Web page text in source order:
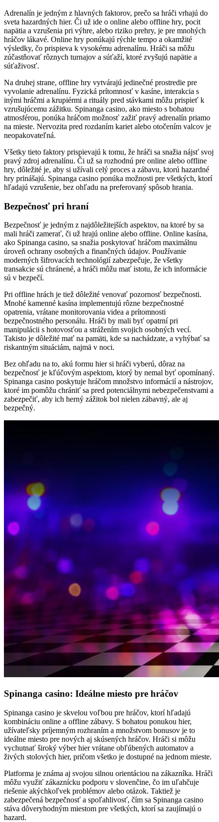
Adrenalín je jedným z hlavných faktorov, prečo sa hráči vrhajú do
sveta hazardných hier. Či už ide o online alebo offline hry, pocit
napätia a vzrušenia pri výhre, alebo riziko prehry, je pre mnohých
hráčov lákavé. Online hry ponúkajú rýchle tempo a okamžité
výsledky, čo prispieva k vysokému adrenalínu. Hráči sa môžu
zúčastňovať rôznych turnajov a súťaží, ktoré zvyšujú napätie a
súťaživosť.
Na druhej strane, offline hry vytvárajú jedinečné prostredie pre
vyvolanie adrenalínu. Fyzická prítomnosť v kasíne, interakcia s
inými hráčmi a krupiérmi a rituály pred stávkami môžu prispieť k
vzrušujúcemu zážitku. Spinanga casino, ako miesto s bohatou
atmosférou, ponúka hráčom možnosť zažiť pravý adrenalín priamo
na mieste. Nervozita pred rozdaním kariet alebo otočením valcov je
neopakovateľná.
Všetky tieto faktory prispievajú k tomu, že hráči sa snažia nájsť svoj
pravý zdroj adrenalínu. Či už sa rozhodnú pre online alebo offline
hry, dôležité je, aby si užívali celý proces a zábavu, ktorú hazardné
hry prinášajú. Spinanga casino ponúka možnosti pre všetkých, ktorí
hľadajú vzrušenie, bez ohľadu na preferovaný spôsob hrania.
Bezpečnosť pri hraní
Bezpečnosť je jedným z najdôležitejších aspektov, na ktoré by sa
mali hráči zamerať, či už hrajú online alebo offline. Online kasína,
ako Spinanga casino, sa snažia poskytovať hráčom maximálnu
úroveň ochrany osobných a finančných údajov. Používanie
moderných šifrovacích technológií zabezpečuje, že všetky
transakcie sú chránené, a hráči môžu mať istotu, že ich informácie
sú v bezpečí.
Pri offline hrách je tiež dôležité venovať pozornosť bezpečnosti.
Mnohé kamenné kasína implementujú rôzne bezpečnostné
opatrenia, vrátane monitorovania videa a prítomnosti
bezpečnostného personálu. Hráči by mali byť opatrní pri
manipulácii s hotovosťou a strážením svojich osobných vecí.
Takisto je dôležité mať na pamäti, kde sa nachádzate, a vyhýbať sa
riskantným situáciám, najmä v noci.
Bez ohľadu na to, akú formu hier si hráči vyberú, dôraz na
bezpečnosť je kľúčovým aspektom, ktorý by nemal byť opomínaný.
Spinanga casino poskytuje hráčom množstvo informácií a nástrojov,
ktoré im pomôžu chrániť sa pred potenciálnymi nebezpečenstvami a
zabezpečiť, aby ich herný zážitok bol nielen zábavný, ale aj
bezpečný.
Spinanga casino: Ideálne miesto pre hráčov
Spinanga casino je skvelou voľbou pre hráčov, ktorí hľadajú
kombináciu online a offline zábavy. S bohatou ponukou hier,
užívateľsky príjemným rozhraním a množstvom bonusov je to
ideálne miesto pre nových aj skúsených hráčov. Hráči si môžu
vychutnať široký výber hier vrátane obľúbených automatov a
živých stolových hier, pričom všetko je dostupné na jednom mieste.
Platforma je známa aj svojou silnou orientáciou na zákazníka. Hráči
môžu využiť zákaznícku podporu v slovenčine, čo im uľahčuje
riešenie akýchkoľvek problémov alebo otázok. Taktiež je
zabezpečená bezpečnosť a spoľahlivosť, čím sa Spinanga casino
stáva dôveryhodným miestom pre všetkých, ktorí sa zaujímajú o
hazard.